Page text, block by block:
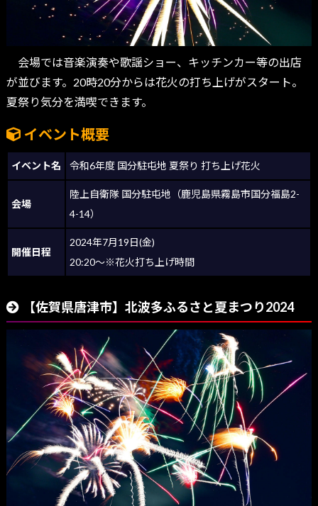
会場では音楽演奏や歌謡ショー、キッチンカー等の出店
が並びます。20時20分からは花火の打ち上げがスタート。
夏祭り気分を満喫できます。
イベント概要
イベント名 令和6年度 国分駐屯地 夏祭り 打ち上げ花火
会場
陸上自衛隊 国分駐屯地（鹿児島県霧島市国分福島2-
4-14）
開催日程
2024年7月19日(金)
20:20～※花火打ち上げ時間
【佐賀県唐津市】北波多ふるさと夏まつり2024